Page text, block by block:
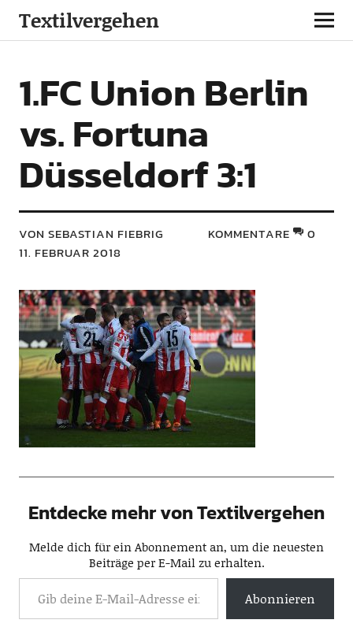
Textilvergehen
1.FC Union Berlin
vs. Fortuna
Düsseldorf 3:1
VON SEBASTIAN FIEBRIG
11. FEBRUAR 2018
KOMMENTARE 0
Entdecke mehr von Textilvergehen
Melde dich für ein Abonnement an, um die neuesten
Beiträge per E-Mail zu erhalten.
Abonnieren